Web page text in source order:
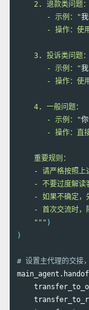
    2. 退款类问题：
       - 示例："
- 操作：
    3. 投诉类问题：
       - 示例："
- 操作：
    4. 一般问题：
       - 示例："
- 操作：直
    重要规则：
- 请严格按照上
- 不要过度解读
- 如果不确定，
- 首次交流时，
    """
)
)
# 设置主代理的交接